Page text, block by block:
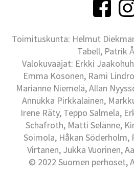
Toimituskunta: Helmut
Tabell, Patrik
Valokuvaajat: Erkki
Emma Kosonen, Rami
Marianne Niemelä, Allan
Annukka Pirkkalainen,
Irene Räty, Teppo Salmela,
Schafroth, Matti Selänne,
Soimola, Håkan Söderholm,
Virtanen, Jukka Vuorinen,
© 2022 Suomen perhoset,